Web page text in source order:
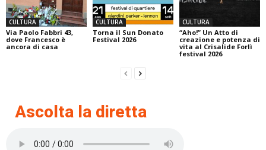
CULTURA
Via Paolo Fabbri 43,
dove Francesco è
ancora di casa
CULTURA
Torna il Sun Donato
Festival 2026
CULTURA
“Aho!” Un Atto di
creazione e potenza di
vita al Crisalide Forlì
festival 2026
Ascolta la diretta